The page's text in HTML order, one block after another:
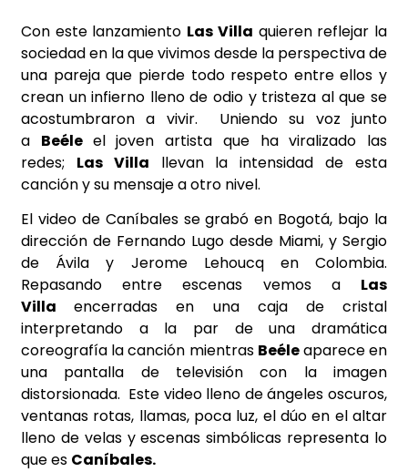
Con este lanzamiento Las Villa quieren reflejar la
sociedad en la que vivimos desde la perspectiva de
una pareja que pierde todo respeto entre ellos y
crean un infierno lleno de odio y tristeza al que se
acostumbraron a vivir. Uniendo su voz junto
a Beéle el joven artista que ha viralizado las
redes; Las Villa llevan la intensidad de esta
canción y su mensaje a otro nivel.
El video de Caníbales se grabó en Bogotá, bajo la
dirección de Fernando Lugo desde Miami, y Sergio
de Ávila y Jerome Lehoucq en Colombia.
Repasando entre escenas vemos a Las
Villaencerradas en una caja de cristal
interpretando a la par de una dramática
coreografía la canción mientras Beéleaparece en
una pantalla de televisión con la imagen
distorsionada. Este video lleno de ángeles oscuros,
ventanas rotas, llamas, poca luz, el dúo en el altar
lleno de velas y escenas simbólicas representa lo
que es Caníbales.